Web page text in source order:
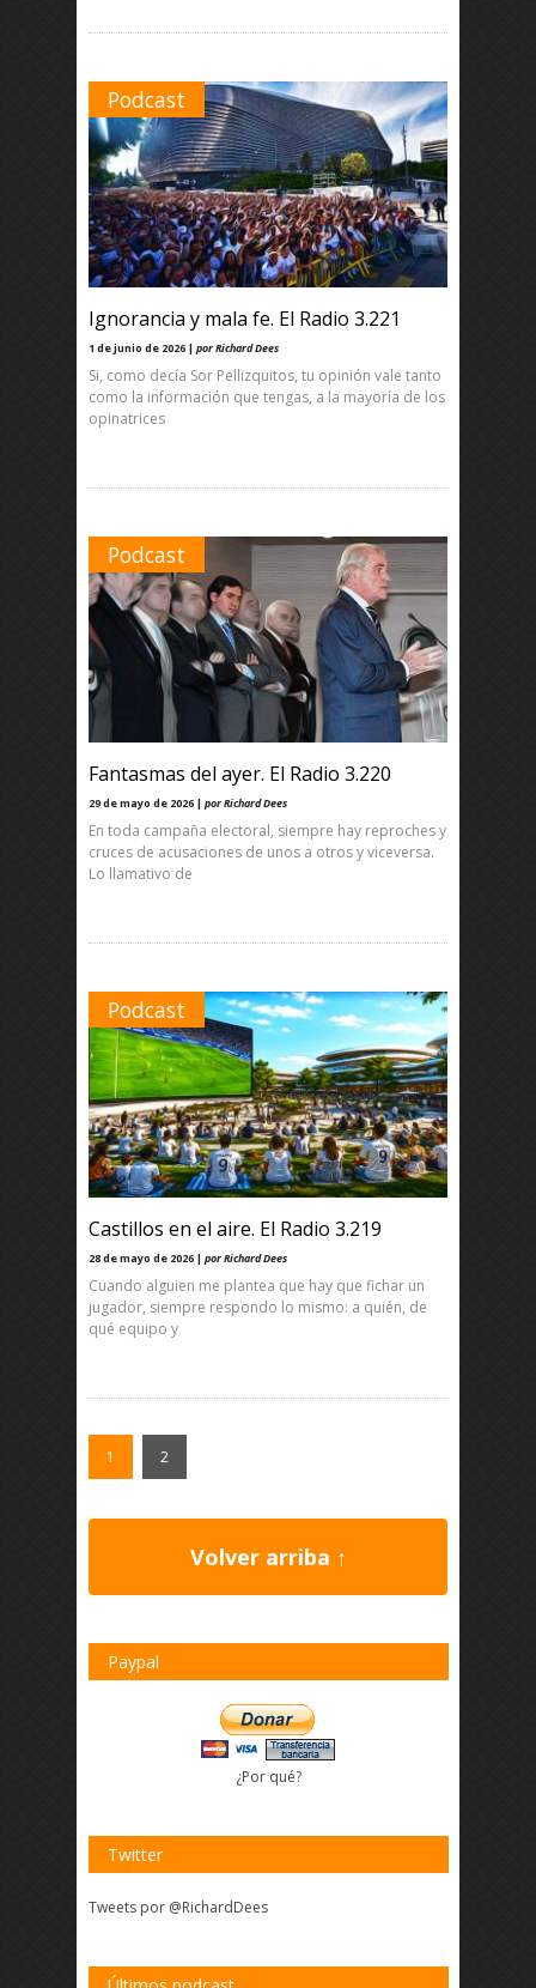
Podcast
Ignorancia y mala fe. El Radio 3.221
1 de junio de 2026 | por Richard Dees
Si, como decía Sor Pellizquitos, tu opinión vale tanto
como la información que tengas, a la mayoría de los
opinatrices
Podcast
Fantasmas del ayer. El Radio 3.220
29 de mayo de 2026 | por Richard Dees
En toda campaña electoral, siempre hay reproches y
cruces de acusaciones de unos a otros y viceversa.
Lo llamativo de
Podcast
Castillos en el aire. El Radio 3.219
28 de mayo de 2026 | por Richard Dees
Cuando alguien me plantea que hay que fichar un
jugador, siempre respondo lo mismo: a quién, de
qué equipo y
1 2
Volver arriba ↑
Paypal
¿Por qué?
Twitter
Tweets por @RichardDees